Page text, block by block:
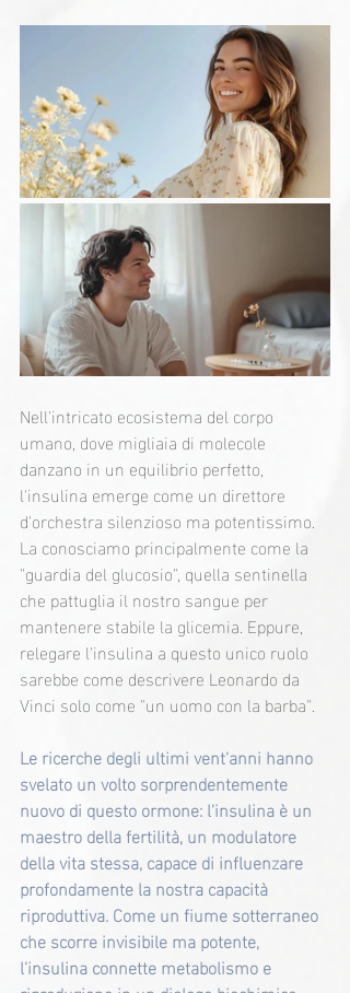
Nell'intricato ecosistema del corpo
umano, dove migliaia di molecole
danzano in un equilibrio perfetto,
l'insulina emerge come un direttore
d'orchestra silenzioso ma potentissimo.
La conosciamo principalmente come la
"guardia del glucosio", quella sentinella
che pattuglia il nostro sangue per
mantenere stabile la glicemia. Eppure,
relegare l'insulina a questo unico ruolo
sarebbe come descrivere Leonardo da
Vinci solo come "un uomo con la barba".
Le ricerche degli ultimi vent'anni hanno
svelato un volto sorprendentemente
nuovo di questo ormone: l'insulina è un
maestro della fertilità, un modulatore
della vita stessa, capace di influenzare
profondamente la nostra capacità
riproduttiva. Come un fiume sotterraneo
che scorre invisibile ma potente,
l'insulina connette metabolismo e